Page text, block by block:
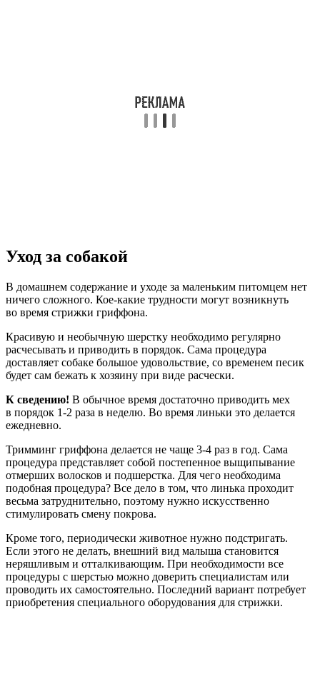
Уход за собакой
В домашнем содержание и уходе за маленьким питомцем нет
ничего сложного. Кое-какие трудности могут возникнуть
во время стрижки гриффона.
Красивую и необычную шерстку необходимо регулярно
расчесывать и приводить в порядок. Сама процедура
доставляет собаке большое удовольствие, со временем песик
будет сам бежать к хозяину при виде расчески.
К сведению! В обычное время достаточно приводить мех
в порядок 1-2 раза в неделю. Во время линьки это делается
ежедневно.
Тримминг гриффона делается не чаще 3-4 раз в год. Сама
процедура представляет собой постепенное выщипывание
отмерших волосков и подшерстка. Для чего необходима
подобная процедура? Все дело в том, что линька проходит
весьма затруднительно, поэтому нужно искусственно
стимулировать смену покрова.
Кроме того, периодически животное нужно подстригать.
Если этого не делать, внешний вид малыша становится
неряшливым и отталкивающим. При необходимости все
процедуры с шерстью можно доверить специалистам или
проводить их самостоятельно. Последний вариант потребует
приобретения специального оборудования для стрижки.